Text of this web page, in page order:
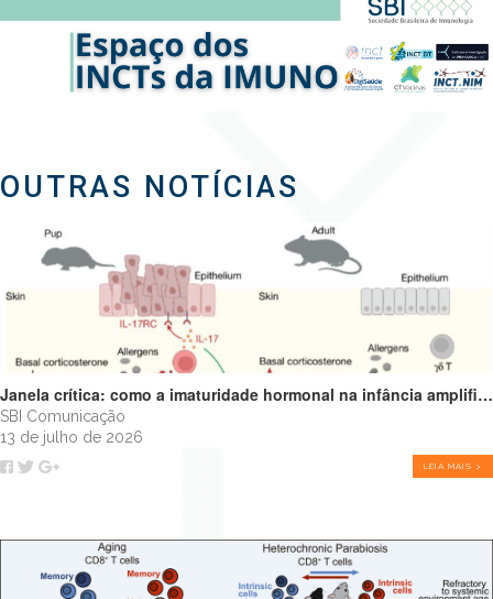
OUTRAS NOTÍCIAS
Janela crítica: como a imaturidade hormonal na infância amplifica alergias e programa o futuro do sistema imune
SBI Comunicação
13 de julho de 2026
LEIA MAIS >